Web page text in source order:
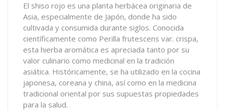
El shiso rojo es una planta herbácea originaria de
Asia, especialmente de Japón, donde ha sido
cultivada y consumida durante siglos. Conocida
científicamente como Perilla frutescens var. crispa,
esta hierba aromática es apreciada tanto por su
valor culinario como medicinal en la tradición
asiática. Históricamente, se ha utilizado en la cocina
japonesa, coreana y china, así como en la medicina
tradicional oriental por sus supuestas propiedades
para la salud.